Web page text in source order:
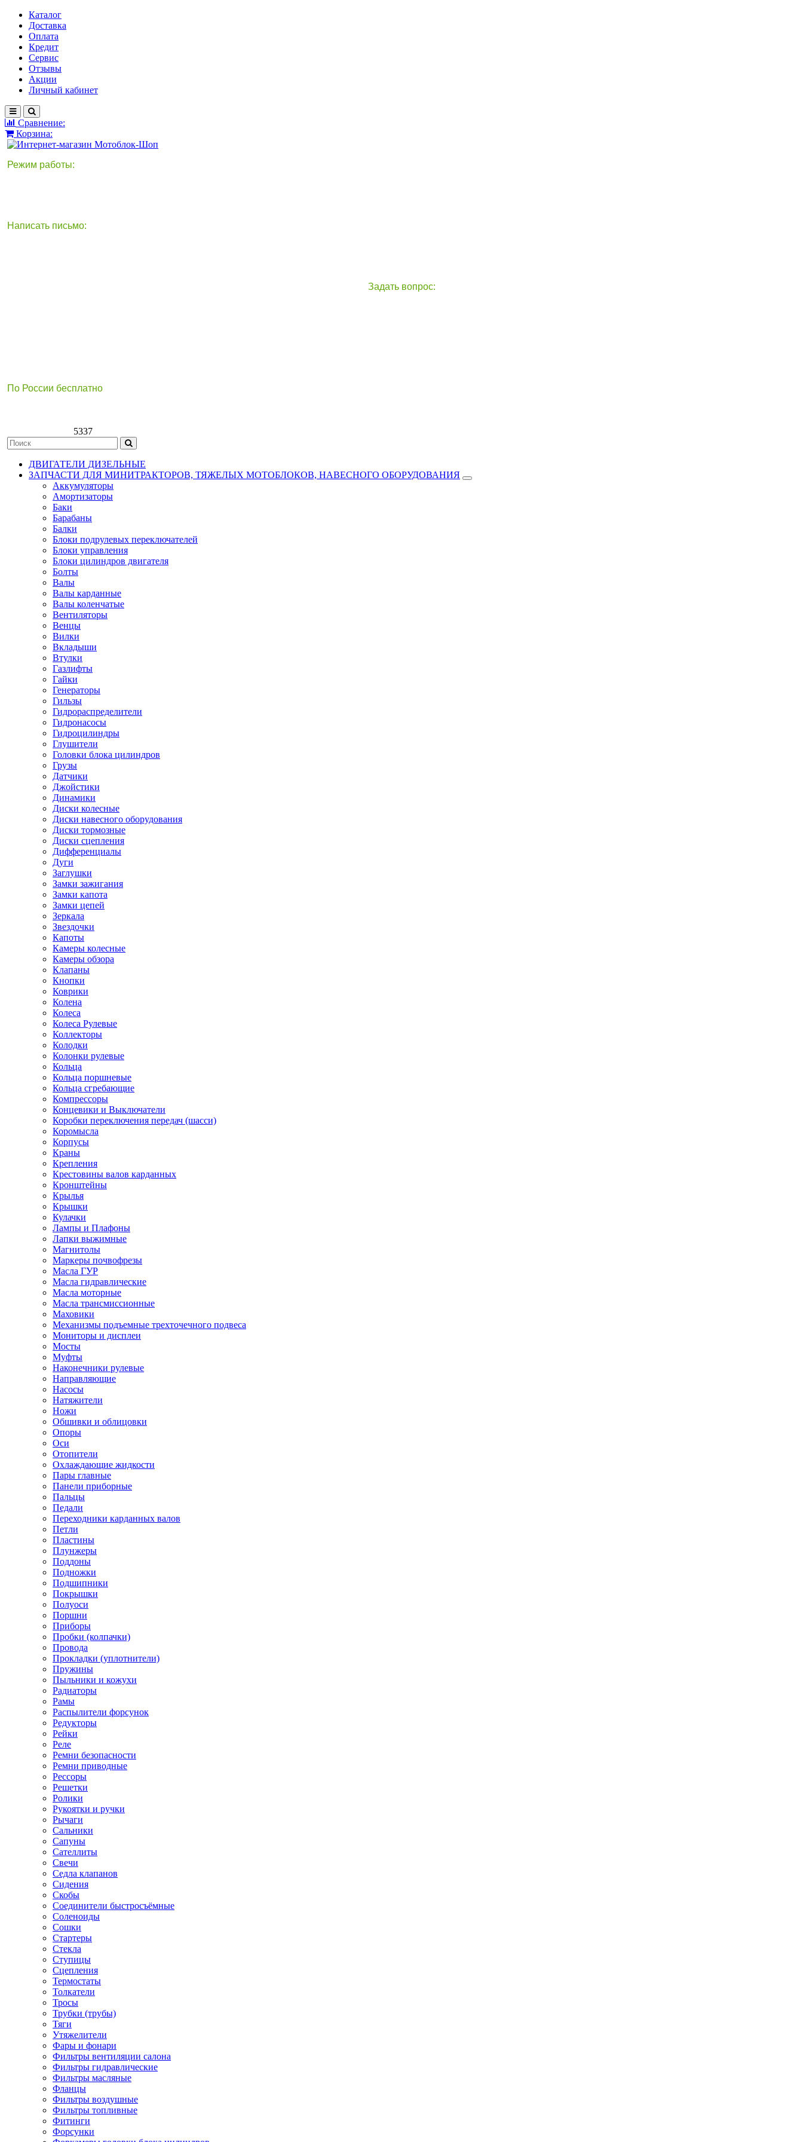
Каталог
Доставка
Оплата
Кредит
Сервис
Отзывы
Акции
Личный кабинет
Сравнение:
Корзина:
Режим работы:
Написать письмо:
Задать вопрос:
По России бесплатно
5337
ДВИГАТЕЛИ ДИЗЕЛЬНЫЕ
ЗАПЧАСТИ ДЛЯ МИНИТРАКТОРОВ, ТЯЖЕЛЫХ МОТОБЛОКОВ, НАВЕСНОГО ОБОРУДОВАНИЯ
Аккумуляторы
Амортизаторы
Баки
Барабаны
Балки
Блоки подрулевых переключателей
Блоки управления
Блоки цилиндров двигателя
Болты
Валы
Валы карданные
Валы коленчатые
Вентиляторы
Венцы
Вилки
Вкладыши
Втулки
Газлифты
Гайки
Генераторы
Гильзы
Гидрораспределители
Гидронасосы
Гидроцилиндры
Глушители
Головки блока цилиндров
Грузы
Датчики
Джойстики
Динамики
Диски колесные
Диски навесного оборудования
Диски тормозные
Диски сцепления
Дифференциалы
Дуги
Заглушки
Замки зажигания
Замки капота
Замки цепей
Зеркала
Звездочки
Капоты
Камеры колесные
Камеры обзора
Клапаны
Кнопки
Коврики
Колена
Колеса
Колеса Рулевые
Коллекторы
Колодки
Колонки рулевые
Кольца
Кольца поршневые
Кольца сгребающие
Компрессоры
Концевики и Выключатели
Коробки переключения передач (шасси)
Коромысла
Корпусы
Краны
Крепления
Крестовины валов карданных
Кронштейны
Крылья
Крышки
Кулачки
Лампы и Плафоны
Лапки выжимные
Магнитолы
Маркеры почвофрезы
Масла ГУР
Масла гидравлические
Масла моторные
Масла трансмиссионные
Маховики
Механизмы подъемные трехточечного подвеса
Мониторы и дисплеи
Мосты
Муфты
Наконечники рулевые
Направляющие
Насосы
Натяжители
Ножи
Обшивки и облицовки
Опоры
Оси
Отопители
Охлаждающие жидкости
Пары главные
Панели приборные
Пальцы
Педали
Переходники карданных валов
Петли
Пластины
Плунжеры
Поддоны
Подножки
Подшипники
Покрышки
Полуоси
Поршни
Приборы
Пробки (колпачки)
Провода
Прокладки (уплотнители)
Пружины
Пыльники и кожухи
Радиаторы
Рамы
Распылители форсунок
Редукторы
Рейки
Реле
Ремни безопасности
Ремни приводные
Рессоры
Решетки
Ролики
Рукоятки и ручки
Рычаги
Сальники
Сапуны
Сателлиты
Свечи
Седла клапанов
Сидения
Скобы
Соединители быстросъёмные
Соленоиды
Сошки
Стартеры
Стекла
Ступицы
Сцепления
Термостаты
Толкатели
Тросы
Трубки (трубы)
Тяги
Утяжелители
Фары и фонари
Фильтры вентиляции салона
Фильтры гидравлические
Фильтры масляные
Фланцы
Фильтры воздушные
Фильтры топливные
Фитинги
Форсунки